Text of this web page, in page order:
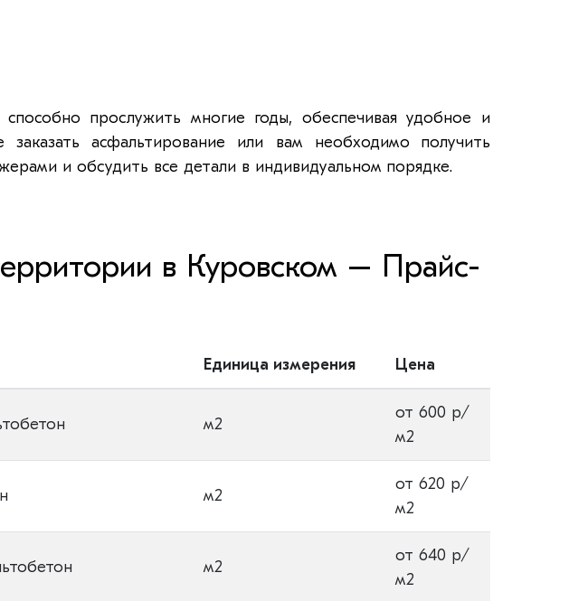
прослужить многие годы, обеспечивая удобное и
асфальтирование или вам необходимо получить
и обсудить все детали в индивидуальном порядке.
в Куровском – Прайс-
Единица измерения Цена
м2
от 600 р/
м2
м2
от 620 р/
м2
м2
от 640 р/
м2